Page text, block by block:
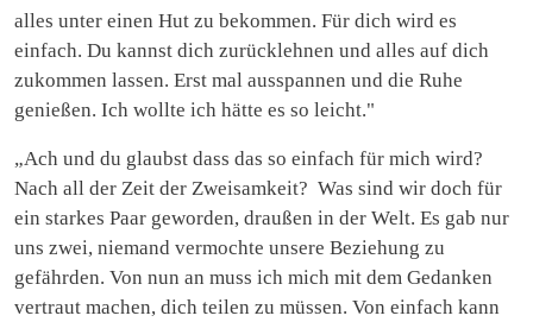
alles unter einen Hut zu bekommen. Für dich wird es
einfach. Du kannst dich zurücklehnen und alles auf dich
zukommen lassen. Erst mal ausspannen und die Ruhe
genießen. Ich wollte ich hätte es so leicht."
„Ach und du glaubst dass das so einfach für mich wird?
Nach all der Zeit der Zweisamkeit? Was sind wir doch für
ein starkes Paar geworden, draußen in der Welt. Es gab nur
uns zwei, niemand vermochte unsere Beziehung zu
gefährden. Von nun an muss ich mich mit dem Gedanken
vertraut machen, dich teilen zu müssen. Von einfach kann